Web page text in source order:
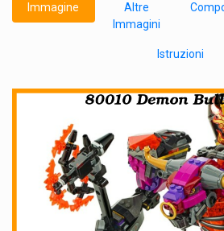
Immagine
Altre
Immagini
Istruzioni